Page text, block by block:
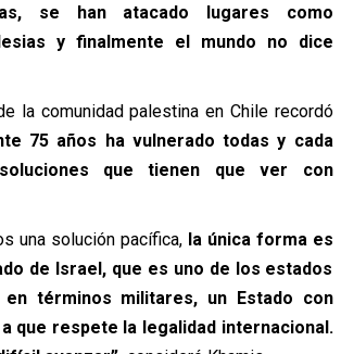
se han atacado lugares como
y finalmente el mundo no dice
la comunidad palestina en Chile recordó
75 años ha vulnerado todas y cada
que tienen que ver con
una solución pacífica, la única forma es
de Israel, que es uno de los estados
en términos militares, un Estado con
que respete la legalidad internacional.